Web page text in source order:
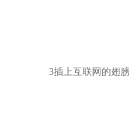
3插上互联网的翅